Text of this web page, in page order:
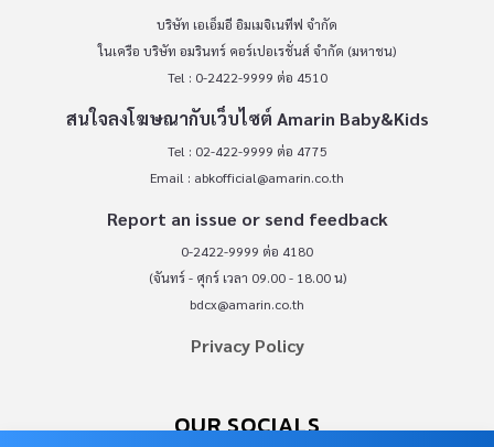
บริษัท เอเอ็มอี อิมเมจิเนทีฟ จำกัด
ในเครือ บริษัท อมรินทร์ คอร์เปอเรชั่นส์ จำกัด (มหาชน)
Tel : 0-2422-9999 ต่อ 4510
สนใจลงโฆษณากับเว็บไซต์ Amarin Baby&Kids
Tel : 02-422-9999 ต่อ 4775
Email : abkofficial@amarin.co.th
Report an issue or send feedback
0-2422-9999 ต่อ 4180
(จันทร์ - ศุกร์ เวลา 09.00 - 18.00 น)
bdcx@amarin.co.th
Privacy Policy
OUR SOCIALS